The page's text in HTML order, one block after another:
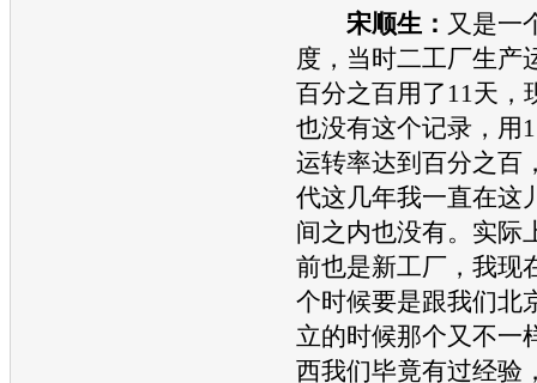
宋顺生： 又是一
度，当时二工厂生产
百分之百用了11天，
也没有这个记录，用
运转率达到百分之百
代这几年我一直在这
间之内也没有。实际
前也是新工厂，我现
个时候要是跟我们北
立的时候那个又不一
西我们毕竟有过经验